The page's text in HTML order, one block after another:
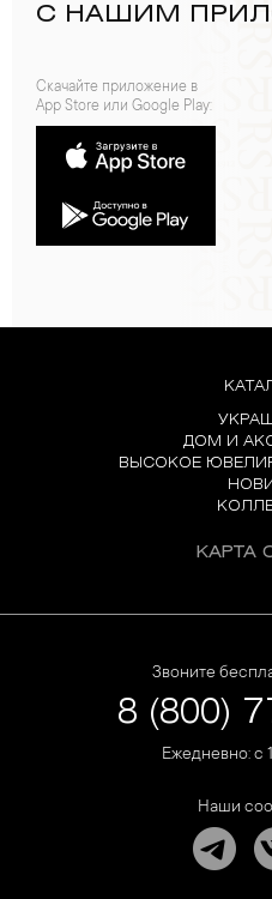
С НАШИМ
Скачайте приложение в
App Store или Google Play:
ДОМ И
ВЫСОКОЕ
КАРТА
Звоните
8 (800)
Ежедневно: с
Наши